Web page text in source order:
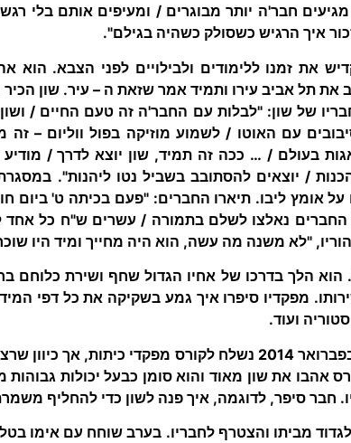
חבר'ה יותר מבוגרים / ומעיפים אותם בלי
איך הרגיש כשסולק כשהיה בגילם".
את זמנו ללימודים ולבילויים לפני הצבא. הוא
תל אביב עירו ותמיד אמר שזאת ה – עיר. שון
של שון: "לבלות עם החבר'ה זה טעם החיים /
עם האוטו / לשמוע מוזיקה בפול ווליום – זה
בעולם / … ככה זה תמיד, שון יוצא לדרך /
/ יוצאים להסתובב בשביל נטו ליהנות".
אומץ ליבו. תיארו החברים: "פעם בכיתה ט' ביום
החברים נאלצו לשלם בתמורה / עשרים ש"ח כל אחד
"לא משנה מה עשה, הוא היה מחייך ומיד היו
מפקדיו סיפרו איך גמע בשקיקה את כל דפי
ועוד.
שון סומן כבעל יכולות גבוהות וכבר בפברואר 2014 נשלח לקורס מפקדי
את שון מאוד והוא סומן כבעל יכולות גבוהות
חבר סיפר, לדוגמה, איך פנה לשון כדי להחליף
מ"כים לגדוד מביתו והצטרף לחבריו. בערב שוחח עם אימו